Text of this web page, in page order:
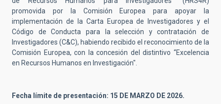
promovida por la Comisión Europea para apoyar la
implementación de la Carta Europea de Investigadores y el
Código de Conducta para la selección y contratación de
Investigadores (C&C), habiendo recibido el reconocimiento de la
Comisión Europea, con la concesión del distintivo “Excelencia
en Recursos Humanos en Investigación".
Fecha límite de presentación: 15 DE MARZO DE 2026.